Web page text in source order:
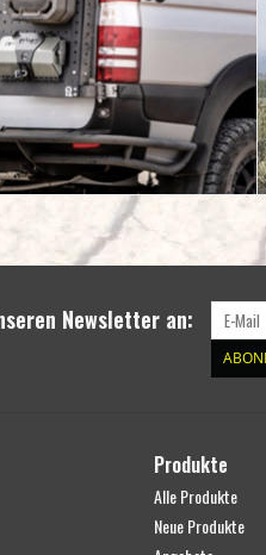
Newsletter an:
Produkte
Alle Produkte
Neue Produkte